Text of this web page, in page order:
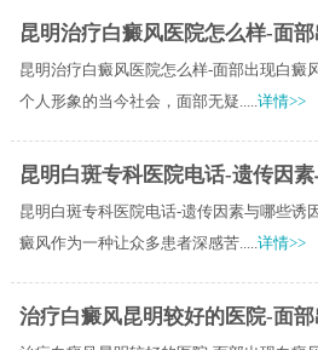
昆明治疗白癜风医院怎么样-面
昆明治疗白癜风医院怎么样-面部出现白癜
个人形象的当今社会，面部无疑.....详情>>
昆明白斑专科医院电话-遗传因
昆明白斑专科医院电话-遗传因素与哪些诱
癜风作为一种让众多患者深感苦.....详情>>
治疗白癜风昆明较好的医院-面